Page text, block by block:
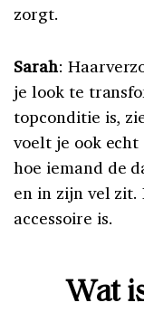
zorgt.
Sarah:
je look te
topconditie is,
voelt je ook
hoe iemand de
en in zijn vel
accessoire is.
Wat